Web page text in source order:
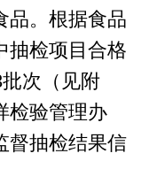
品。根据食品
抽检项目合格
次（见附
检验管理办
督抽检结果信